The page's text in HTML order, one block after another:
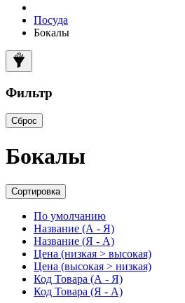
Посуда
Бокалы
Фильтр
Сброс
Бокалы
Сортировка
По умолчанию
Название (А - Я)
Название (Я - А)
Цена (низкая > высокая)
Цена (высокая > низкая)
Код Товара (А - Я)
Код Товара (Я - А)